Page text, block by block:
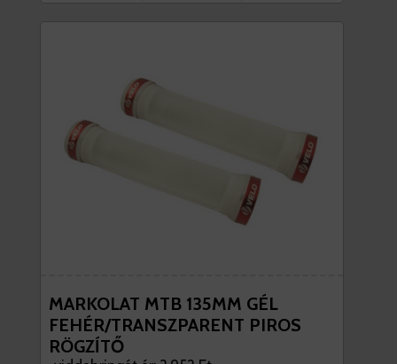
MARKOLAT MTB 135MM GÉL
FEHÉR/TRANSZPARENT PIROS
RÖGZÍTŐ